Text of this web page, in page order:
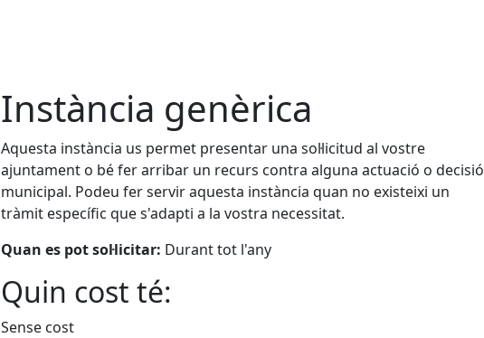
Instància genèrica
Aquesta instància us permet presentar una sol·licitud al vostre
ajuntament o bé fer arribar un recurs contra alguna actuació o decisió
municipal. Podeu fer servir aquesta instància quan no existeixi un
tràmit específic que s'adapti a la vostra necessitat.
Quan es pot sol·licitar: Durant tot l'any
Quin cost té:
Sense cost